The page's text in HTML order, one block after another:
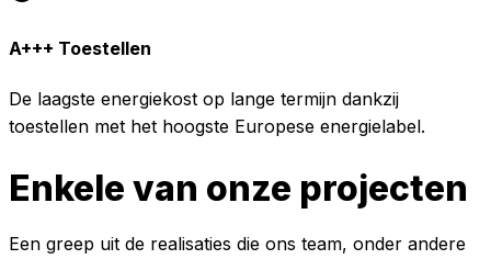
A+++ Toestellen
De laagste energiekost op lange termijn dankzij
toestellen met het hoogste Europese energielabel.
Enkele van onze projecten
Een greep uit de realisaties die ons team, onder andere